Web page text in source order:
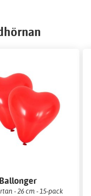
Ballonger
- 26 cm - 15-pack